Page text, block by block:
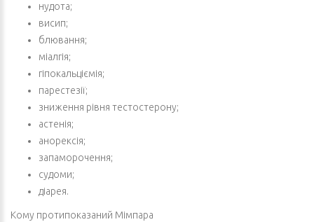
нудота;
висип;
блювання;
міалгія;
гіпокальціємія;
парестезії;
зниження рівня тестостерону;
астенія;
анорексія;
запаморочення;
судоми;
діарея.
Кому протипоказаний Мімпара